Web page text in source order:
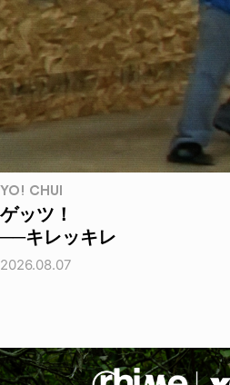
YO! CHUI
ゲッツ！
──キレッキレ
2026.08.07